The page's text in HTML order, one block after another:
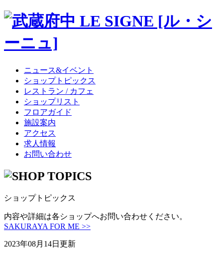
ニュース&イベント
ショップトピックス
レストラン / カフェ
ショップリスト
フロアガイド
施設案内
アクセス
求人情報
お問い合わせ
ショップトピックス
内容や詳細は各ショップへお問い合わせください。
SAKURAYA FOR ME >>
2023年08月14日更新